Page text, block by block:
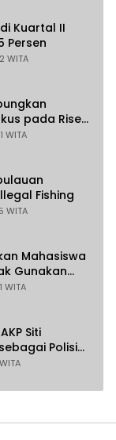
Kuartal II
Persen
WITA
pada Riset
WITA
Fishing
WITA
Mahasiswa
Gunakan
Siti
Polisi
Anak